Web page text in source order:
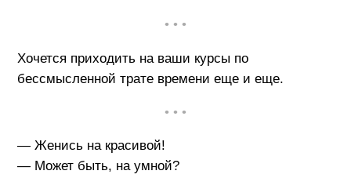
• • •
Хочется приходить на ваши курсы по
бессмысленной трате времени еще и еще.
• • •
— Женись на красивой!
— Может быть, на умной?